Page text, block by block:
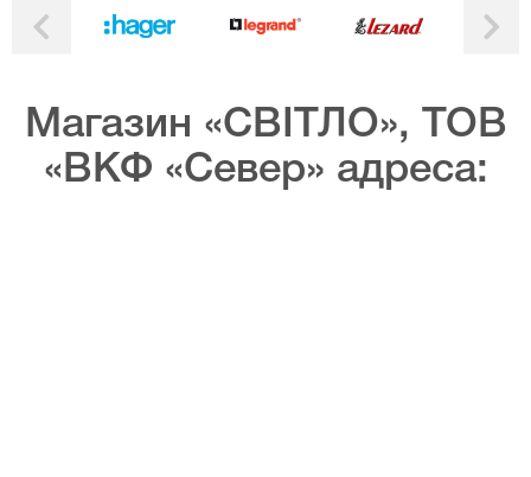
Магазин «СВІТЛО», ТОВ
«ВКФ «Север» адреса: